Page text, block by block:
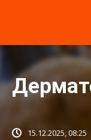
15.12.2025, 08:25